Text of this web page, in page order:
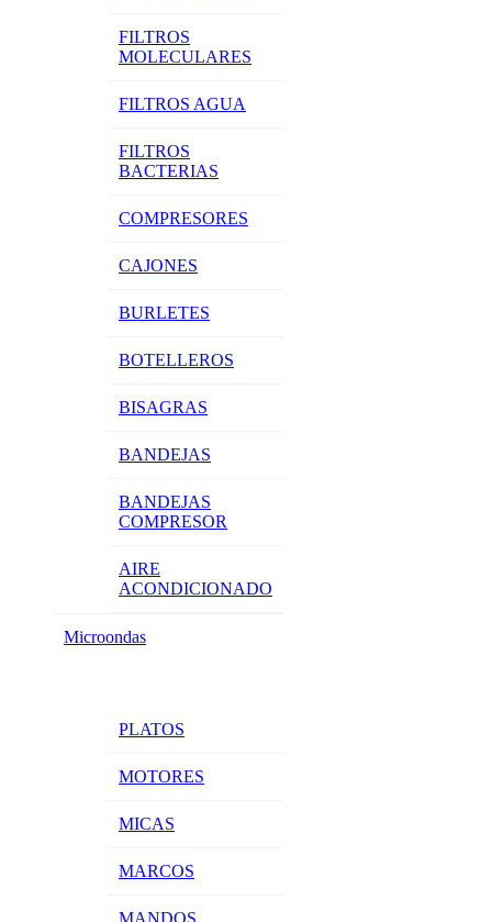
FILTROS
MOLECULARES
FILTROS AGUA
FILTROS
BACTERIAS
COMPRESORES
CAJONES
BURLETES
BOTELLEROS
BISAGRAS
BANDEJAS
BANDEJAS
COMPRESOR
AIRE
ACONDICIONADO
Microondas
PLATOS
MOTORES
MICAS
MARCOS
MANDOS